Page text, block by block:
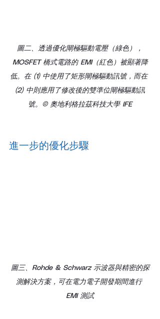
圖二、透過優化閘極驅動電壓（綠色），
MOSFET 橋式電路的 EMI（紅色）被顯著降
低。在 (1) 中使用了矩形閘極驅動訊號，而在
(2) 中則應用了修改後的雙準位閘極驅動訊
號。© 奧地利格拉茲科技大學 IFE
進一步的優化步驟
圖三、Rohde & Schwarz 示波器與精密的探
測解決方案，可在電力電子開發期間進行
EMI 測試